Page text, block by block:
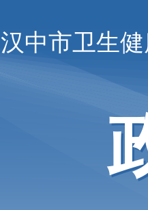
汉中市卫生